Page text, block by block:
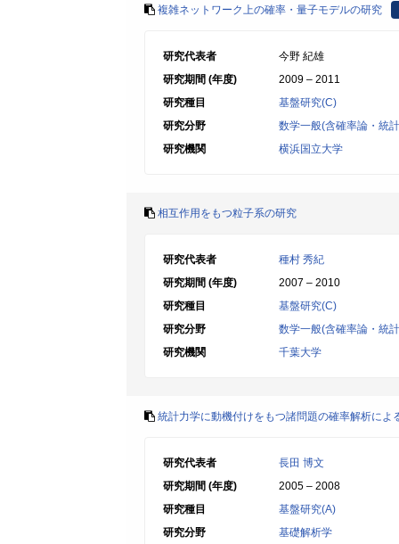
複雑ネットワーク上の確率・量子モデルの研究
研究代表者
今野 紀雄
研究期間 (年度)
2009 – 2011
研究種目
基盤研究(C)
研究分野
数学一般(含確率論・統
研究機関
横浜国立大学
相互作用をもつ粒子系の研究
研究代表者
種村 秀紀
研究期間 (年度)
2007 – 2010
研究種目
基盤研究(C)
研究分野
数学一般(含確率論・統
研究機関
千葉大学
統計力学に動機付けをもつ諸問題の確率解析によ
研究代表者
長田 博文
研究期間 (年度)
2005 – 2008
研究種目
基盤研究(A)
研究分野
基礎解析学